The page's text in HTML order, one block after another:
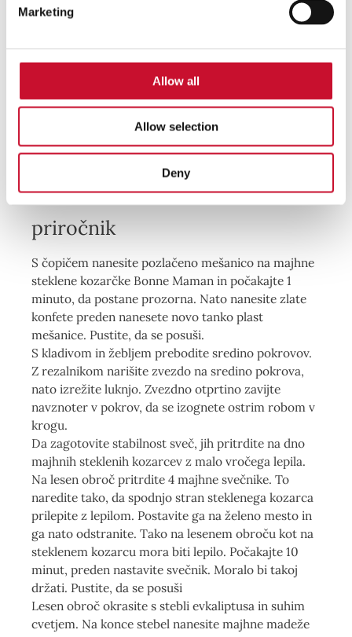
Marketing
Allow all
Allow selection
Deny
priročnik
S čopičem nanesite pozlačeno mešanico na majhne
steklene kozarčke Bonne Maman in počakajte 1
minuto, da postane prozorna. Nato nanesite zlate
konfete preden nanesete novo tanko plast
mešanice. Pustite, da se posuši.
S kladivom in žebljem prebodite sredino pokrovov.
Z rezalnikom narišite zvezdo na sredino pokrova,
nato izrežite luknjo. Zvezdno otprtino zavijte
navznoter v pokrov, da se izognete ostrim robom v
krogu.
Da zagotovite stabilnost sveč, jih pritrdite na dno
majhnih steklenih kozarcev z malo vročega lepila.
Na lesen obroč pritrdite 4 majhne svečnike. To
naredite tako, da spodnjo stran steklenega kozarca
prilepite z lepilom. Postavite ga na želeno mesto in
ga nato odstranite. Tako na lesenem obroču kot na
steklenem kozarcu mora biti lepilo. Počakajte 10
minut, preden nastavite svečnik. Moralo bi takoj
držati. Pustite, da se posuši
Lesen obroč okrasite s stebli evkaliptusa in suhim
cvetjem. Na konce stebel nanesite majhne madeže